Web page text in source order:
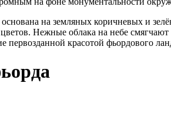
на земляных коричневых и
Нежные облака на небе
первозданной красотой фьордового